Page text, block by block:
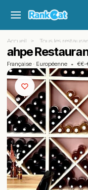
Accueil Tous les
ahpe
Française · Européenne • €€-